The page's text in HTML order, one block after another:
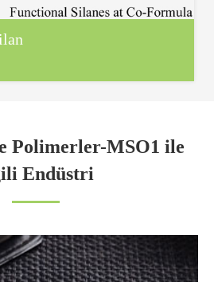
Polimerler-MSO1 ile
Endüstri